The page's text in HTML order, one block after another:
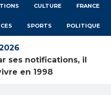
CULTURE FRANCE
SPORTS POLITIQUE
ses notifications, il
en 1998